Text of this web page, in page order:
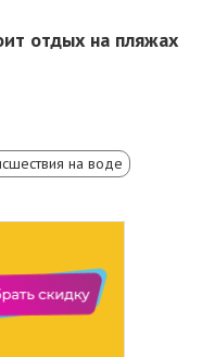
отдых на пляжах
на воде